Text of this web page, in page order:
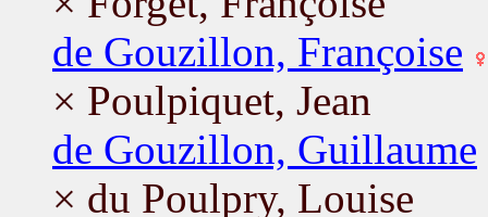
de Gouzillon, Françoise
× Poulpiquet, Jean
de Gouzillon, Guillaume
× du Poulpry, Louise